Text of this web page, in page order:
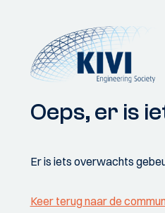
Oeps, er is
Er is iets overwachts
Keer terug naar de